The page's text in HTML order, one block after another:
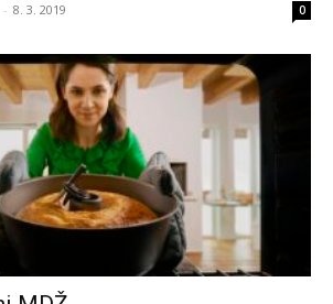
- 8. 3. 2019 0